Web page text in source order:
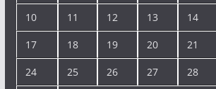
10 11 12 13 14
17 18 19 20 21
24 25 26 27 28